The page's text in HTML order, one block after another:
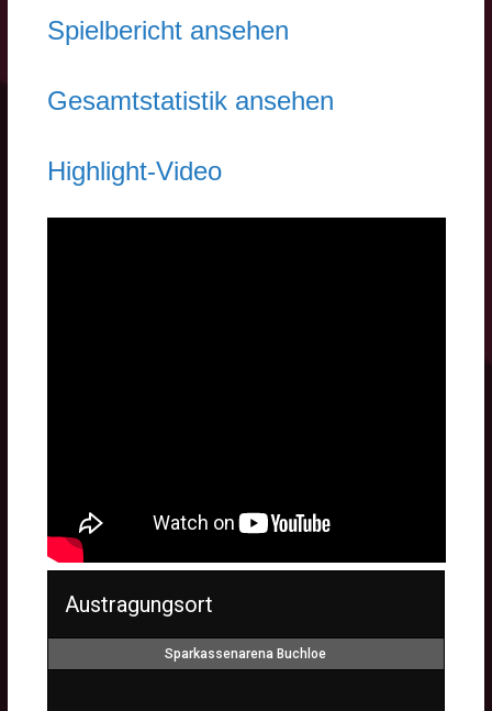
Spielbericht ansehen
Gesamtstatistik ansehen
Highlight-Video
Austragungsort
Sparkassenarena Buchloe